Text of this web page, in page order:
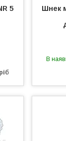
5
Шнек
В